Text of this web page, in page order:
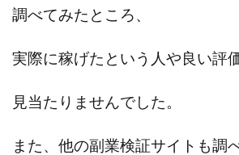
調べてみたところ、
実際に稼げたという人や良い評
見当たりませんでした。
また、他の副業検証サイトも調